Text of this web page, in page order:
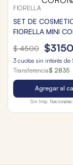
FIORELLA
SET DE
FIORELLA MINI
$ 4500 $3150
3 cuotas sin interés de
Transferencia$ 2835
Agregar al
Sin Imp. Nacionales: